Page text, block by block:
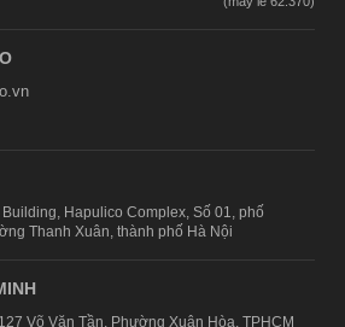
Hapulico Complex, Số 01, phố
Thanh Xuân, thành phố Hà Nội
Võ Văn Tần, Phường Xuân Hòa, TPHCM